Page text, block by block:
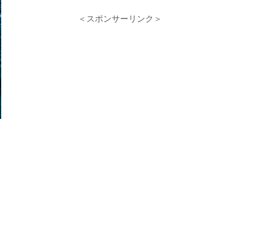
＜スポンサーリンク＞